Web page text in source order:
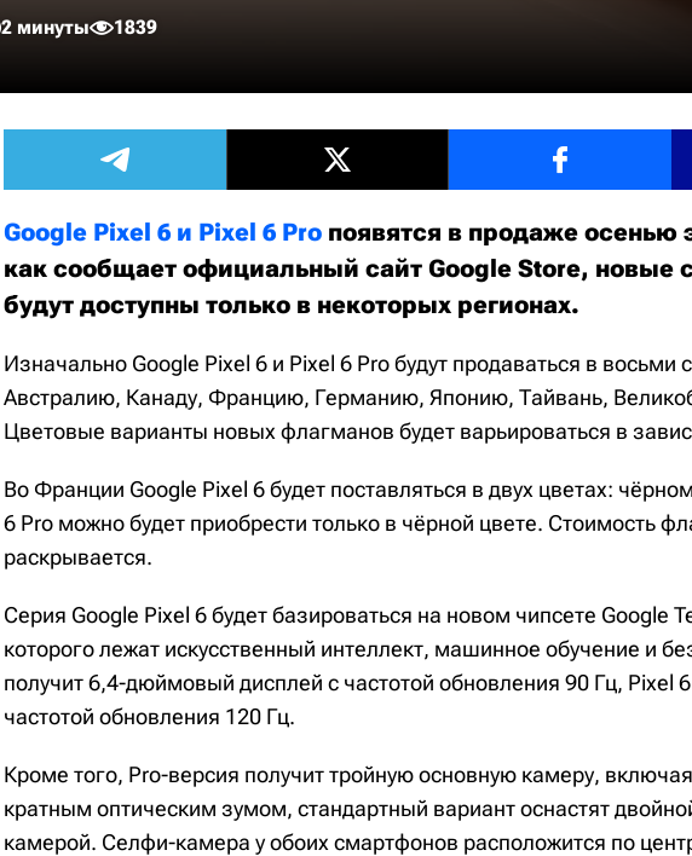
2 минуты 1839
Google Pixel 6 и Pixel 6 Pro появятся в продаже осенью
как сообщает официальный сайт Google Store, новые
будут доступны только в некоторых регионах.
Изначально Google Pixel 6 и Pixel 6 Pro будут продаваться в восьми
Австралию, Канаду, Францию, Германию, Японию, Тайвань,
Цветовые варианты новых флагманов будет варьироваться в
Во Франции Google Pixel 6 будет поставляться в двух цветах:
6 Pro можно будет приобрести только в чёрной цвете. Стоимость
раскрывается.
Серия Google Pixel 6 будет базироваться на новом чипсете Google
которого лежат искусственный интеллект, машинное обучение и
получит 6,4-дюймовый дисплей с частотой обновления 90 Гц, Pixel
частотой обновления 120 Гц.
Кроме того, Pro-версия получит тройную основную камеру,
кратным оптическим зумом, стандартный вариант оснастят
камерой. Селфи-камера у обоих смартфонов расположится по